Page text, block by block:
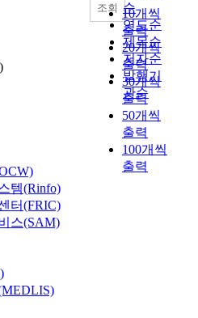
순
연도순
제목순
저자순
발행기
관순
10개씩
출력
20개씩
출력
30개씩
출력
50개씩
출력
100개씩
출력
조회
템(Rinfo)
터(FRIC)
스(SAM)